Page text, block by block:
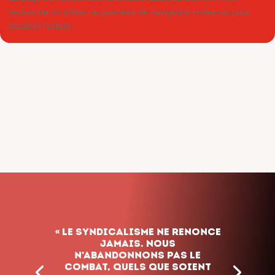
recherche ou utilisez le panneau de navigation ci-dessus pour
localiser l'article.
« Le syndicalisme ne renonce
jamais. Nous
n’abandonnons pas le
combat, quels que soient